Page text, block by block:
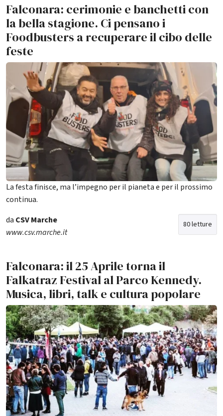
Falconara: cerimonie e banchetti con
la bella stagione. Ci pensano i
Foodbusters a recuperare il cibo delle
feste
La festa finisce, ma l’impegno per il pianeta e per il prossimo
continua.
80 letture
da CSV Marche
www.csv.marche.it
Falconara: il 25 Aprile torna il
Falkatraz Festival al Parco Kennedy.
Musica, libri, talk e cultura popolare